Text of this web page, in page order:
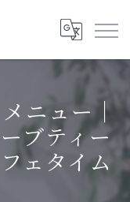
ニュー｜
ブティー
ェタイム